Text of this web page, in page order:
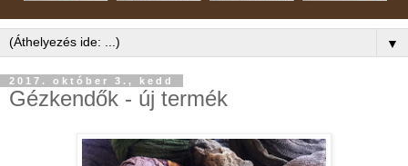
▼
2017. október 3., kedd
Gézkendők - új termék